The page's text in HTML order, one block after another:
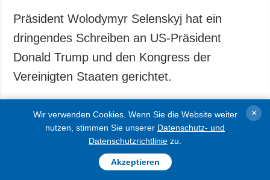
Präsident Wolodymyr Selenskyj hat ein
dringendes Schreiben an US-Präsident
Donald Trump und den Kongress der
Vereinigten Staaten gerichtet.
Das sagte der Berater des Präsidenten, Dmytro
Lytwyn, vor Journalisten, meldet Ukrinform.
Wir verwenden Cookies. Wenn Sie die Website weiter
nutzen, stimmen Sie unserer Datenschutz- und
Datenschutzrichtlinie zu.
Akzeptieren
×